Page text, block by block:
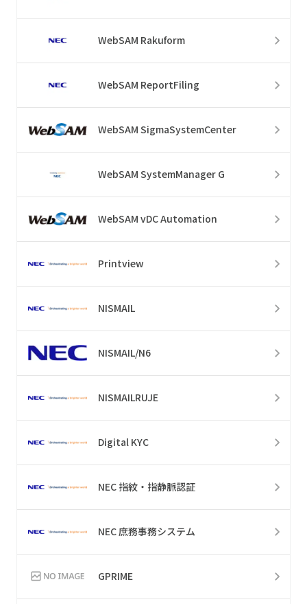
WebSAM Rakuform
WebSAM ReportFiling
WebSAM SigmaSystemCenter
WebSAM SystemManager G
WebSAM vDC Automation
Printview
NISMAIL
NISMAIL/N6
NISMAILRUJE
Digital KYC
NEC 指紋・指静脈認証
NEC 庶務事務システム
GPRIME